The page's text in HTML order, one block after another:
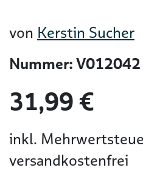
von Kerstin Sucher
Nummer: V012042
31,99 €
inkl.
versandkostenfrei